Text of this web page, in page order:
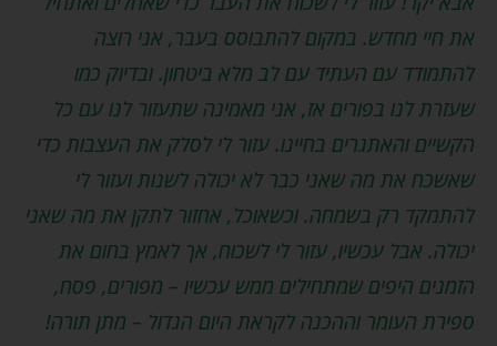
את חיי מחדש. במקום להתבוסס בעבר, אני רוצה
להתמודד עם העתיד עם לב מלא ביטחון. ובדיוק כמו
שעזרת לנו בפורים אז, אני מאמינה שתעזור לנו עם כל
הקשיים והאתגרים בחיינו. עזור לי לסלק את העצבות כדי
שאשכח את מה שאני כבר לא יכולה לשנות ועזור לי
להתמקד רק בשמחה. וכשאוכל, אחזור לתקן את מה שאני
יכולה. אבל עכשיו, עזור לי לשכוח, אך לאמץ בחום את
הזמנים היפים שמתחילים ממש עכשיו – מפורים, פסח,
ספירת העומר וההכנה לקראת היום הגדול – מתן תורה!